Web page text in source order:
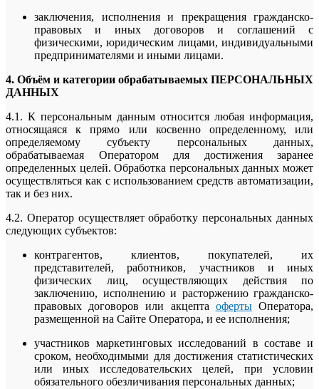
заключения, исполнения и прекращения гражданско-
правовых и иных договоров и соглашений с
физическими, юридическим лицами, индивидуальными
предпринимателями и иными лицами.
4. Объём и категории обрабатываемых ПЕРСОНАЛЬНЫХ
ДАННЫХ
4.1. К персональным данным относится любая информация,
относящаяся к прямо или косвенно определенному, или
определяемому субъекту персональных данных,
обрабатываемая Оператором для достижения заранее
определенных целей. Обработка персональных данных может
осуществляться как c использованием средств автоматизации,
так и без них.
4.2. Оператор осуществляет обработку персональных данных
следующих субъектов:
контрагентов, клиентов, покупателей, их
представителей, работников, участников и иных
физических лиц, осуществляющих действия по
заключению, исполнению и расторжению гражданско-
правовых договоров или акцепта офертыОператора,
размещенной на Сайте Оператора, и ее исполнения;
участников маркетинговых исследований в составе и
сроком, необходимыми для достижения статистических
или иных исследовательских целей, при условии
обязательного обезличивания персональных данных;